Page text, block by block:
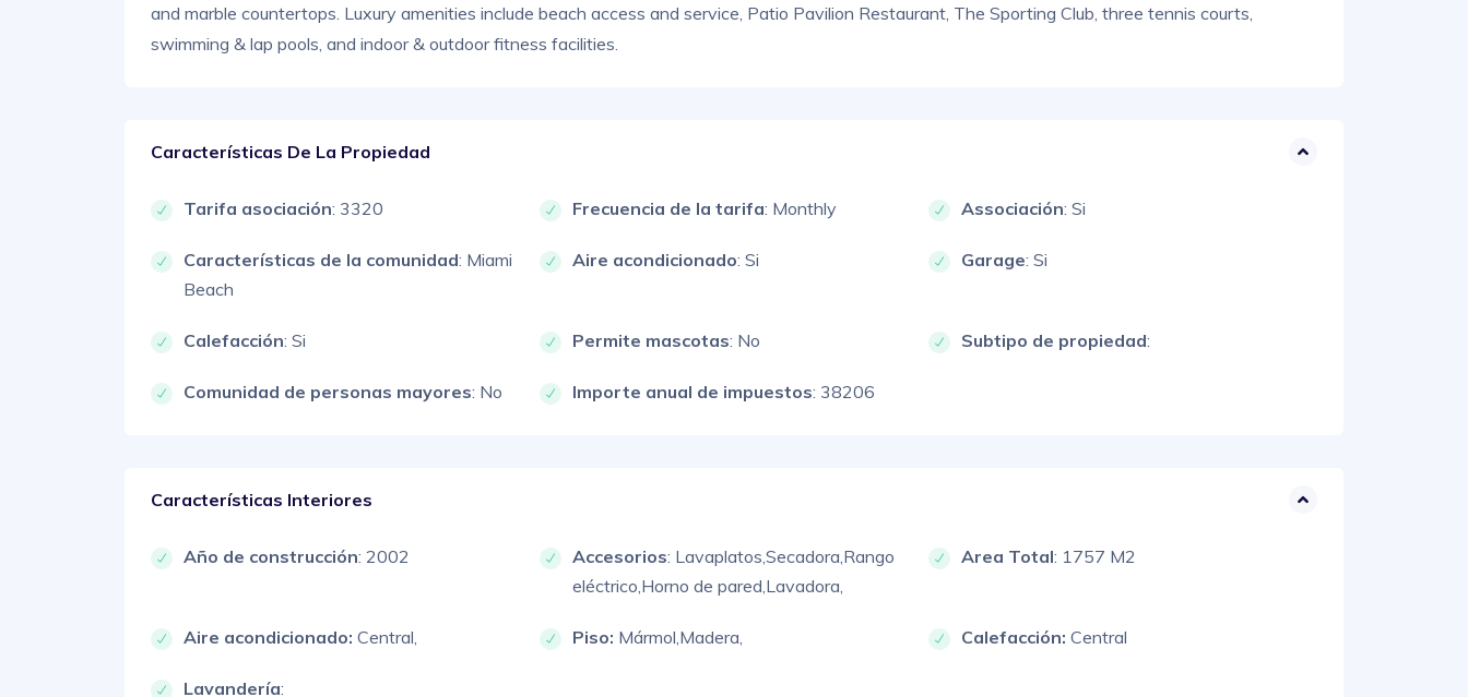
and marble countertops. Luxury amenities include beach access and service, Patio Pavilion Restaurant, The Sporting Club, three tennis courts,
swimming & lap pools, and indoor & outdoor fitness facilities.
Características De La Propiedad
Tarifa asociación: 3320 Frecuencia de la tarifa: Monthly Associación: Si
Características de la comunidad: Miami
Beach
Aire acondicionado: Si Garage: Si
Calefacción: Si Permite mascotas: No Subtipo de propiedad:
Comunidad de personas mayores: No Importe anual de impuestos: 38206
Características Interiores
Año de construcción: 2002 Accesorios: Lavaplatos, Secadora, Rango
eléctrico, Horno de pared, Lavadora,
Area Total: 1757 M2
Aire acondicionado: Central, Piso: Mármol, Madera, Calefacción: Central
Lavandería: